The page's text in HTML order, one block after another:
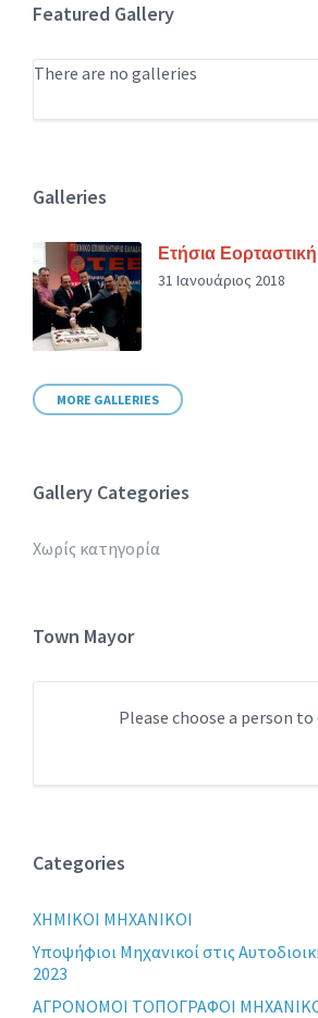
Featured Gallery
There are no galleries
Galleries
Ετήσια
31 Ιανουάριος 2018
MORE GALLERIES
Gallery Categories
Χωρίς κατηγορία
Town Mayor
Please choose a person
Categories
XHMIKOI MHXANIKOI
Yποψήφιοι Μηχανικοί στις
2023
ΑΓΡΟΝΟΜΟΙ ΤΟΠΟΓΡΑΦΟΙ